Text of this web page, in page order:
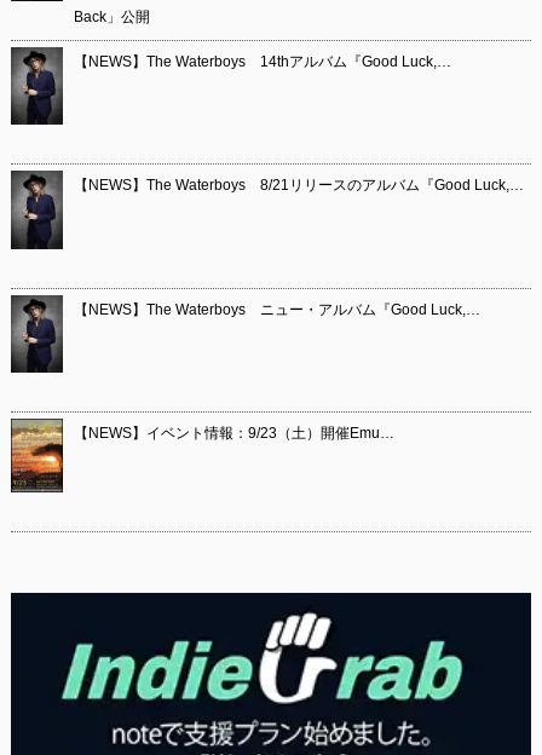
Back」公開
【NEWS】The Waterboys 14thアルバム『Good Luck,…
【NEWS】The Waterboys 8/21リリースのアルバム『Good Luck,…
【NEWS】The Waterboys ニュー・アルバム『Good Luck,…
【NEWS】イベント情報：9/23（土）開催Emu…